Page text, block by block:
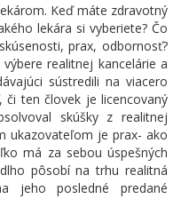
Keď máte zdravotný
lekára si vyberiete? Čo
prax, odbornosť?
realitnej kancelárie a
sústredili na viacero
ten človek je licencovaný
skúšky z realitnej
ukazovateľom je prax- ako
má za sebou úspešných
pôsobí na trhu realitná
jeho posledné predané